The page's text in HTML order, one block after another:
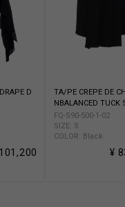
D
TA/PE CREPE DE
NBALANCED TUCK
FQ-S90-500-1-02
SIZE: S
COLOR: Black
¥